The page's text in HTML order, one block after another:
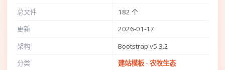
总文件
182 个
更新
2026-01-17
架构
Bootstrap v5.3.2
分类
建站模板 - 农牧生态